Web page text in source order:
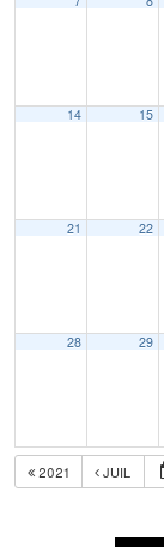
14 15
21 22
28 29
2021 JUIL